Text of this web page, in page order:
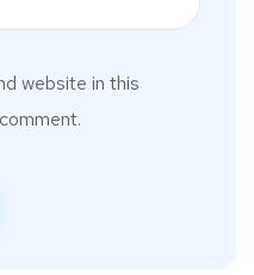
website in this